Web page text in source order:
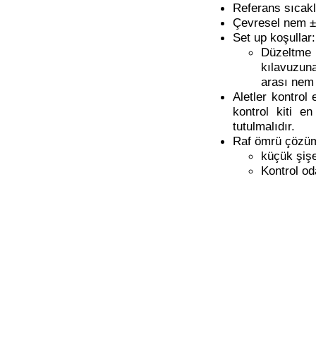
Referans
Çevresel nem
Set up koşullar:
arası nem
Aletler kontrol
kontrol kiti
tutulmalıdır.
Raf ömrü
küçük
Kontrol